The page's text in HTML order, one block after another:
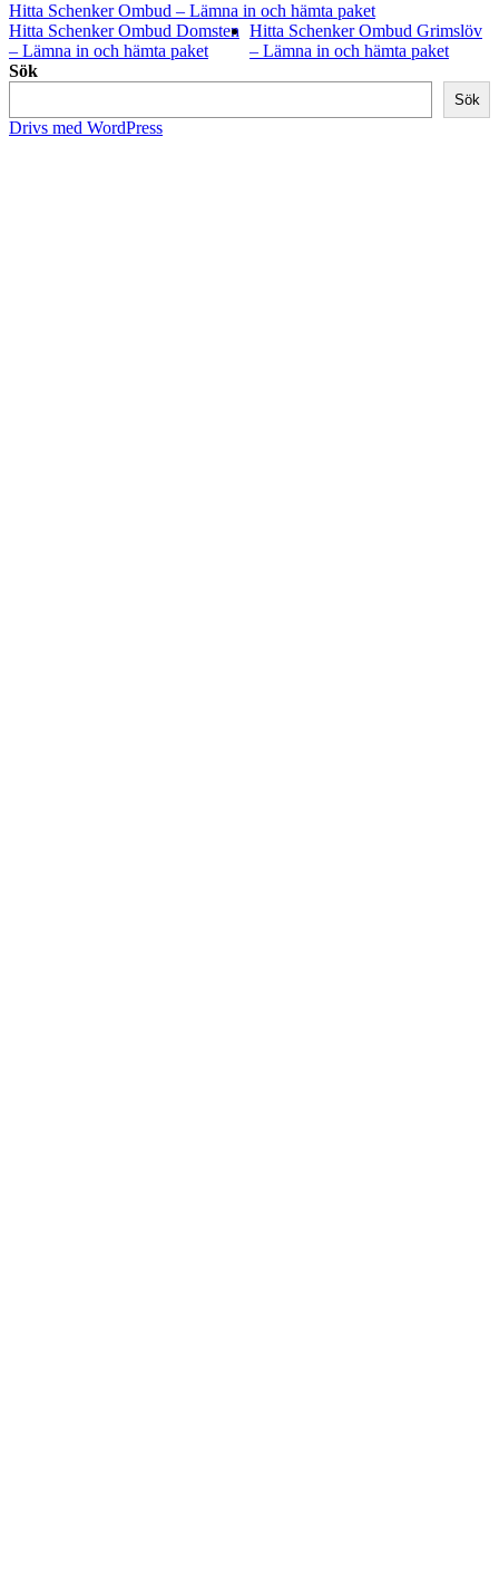
Hitta Schenker Ombud – Lämna in och hämta paket
Hitta Schenker Ombud Domsten
– Lämna in och hämta paket
Hitta Schenker Ombud Grimslöv
– Lämna in och hämta paket
Sök
Sök
Drivs med WordPress